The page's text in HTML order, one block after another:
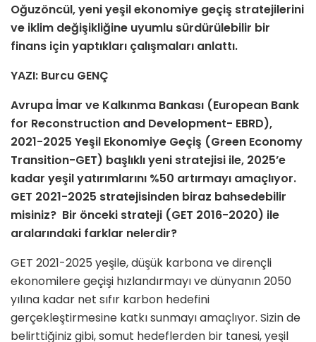
Oğuzöncül, yeni yeşil ekonomiye geçiş stratejilerini
ve iklim değişikliğine uyumlu sürdürülebilir bir
finans için yaptıkları çalışmaları anlattı.
YAZI: Burcu GENÇ
Avrupa İmar ve Kalkınma Bankası (European Bank
for Reconstruction and Development- EBRD),
2021-2025 Yeşil Ekonomiye Geçiş (Green Economy
Transition-GET) başlıklı yeni stratejisi ile, 2025’e
kadar yeşil yatırımlarını %50 artırmayı amaçlıyor.
GET 2021-2025 stratejisinden biraz bahsedebilir
misiniz? Bir önceki strateji (GET 2016-2020) ile
aralarındaki farklar nelerdir?
GET 2021-2025 yeşile, düşük karbona ve dirençli
ekonomilere geçişi hızlandırmayı ve dünyanın 2050
yılına kadar net sıfır karbon hedefini
gerçekleştirmesine katkı sunmayı amaçlıyor. Sizin de
belirttiğiniz gibi, somut hedeflerden bir tanesi, yeşil